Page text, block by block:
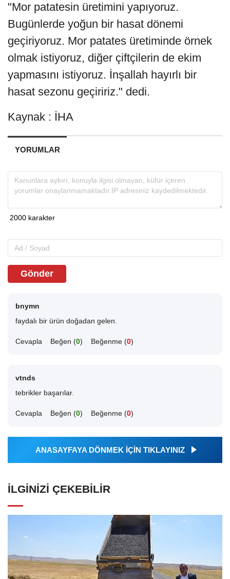
"Mor patatesin üretimini yapıyoruz.
Bugünlerde yoğun bir hasat dönemi
geçiriyoruz. Mor patates üretiminde örnek
olmak istiyoruz, diğer çiftçilerin de ekim
yapmasını istiyoruz. İnşallah hayırlı bir
hasat sezonu geçiririz." dedi.
Kaynak : İHA
YORUMLAR
Gönder
bnymn
faydalı bir ürün doğadan gelen.
Cevapla Beğen (0) Beğenme (0)
vtnds
tebrikler başarılar.
Cevapla Beğen (0) Beğenme (0)
ANASAYFAYA DÖNMEK İÇİN TIKLAYINIZ
İLGINIZI ÇEKEBILIR